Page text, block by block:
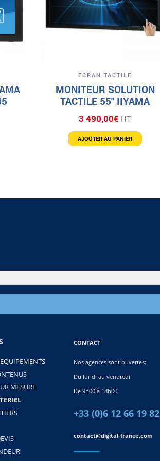
ECRAN TACTILE
MONITEUR SOLUTION
TACTILE 55″ IIYAMA
3 490,00€ HT
AJOUTER AU PANIER
MESURE
CONTACT
Nos agences sont ouvertes:
Du lundi au vendredi
De 9h00 à 18h00
+33 (0)6 12 66 19 82
contact@digital-france.com